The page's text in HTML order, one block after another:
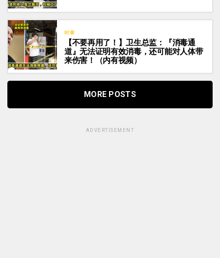
时事
【不要再用了！】卫生总监：『消毒通
道』无法证明有效消毒，还可能对人体带
来伤害！（内有视频）
MORE POSTS
ADVERTISEMENT